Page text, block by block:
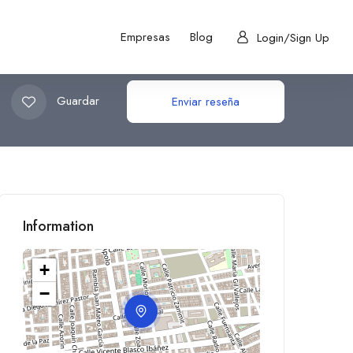
Empresas Blog Login/Sign Up
Guardar Enviar reseña
Information
+
−